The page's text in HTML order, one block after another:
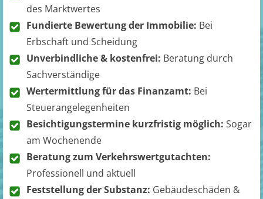
des Marktwertes
Fundierte Bewertung der Immobilie: Bei
Erbschaft und Scheidung
Unverbindliche & kostenfrei: Beratung durch
Sachverständige
Wertermittlung für das Finanzamt: Bei
Steuerangelegenheiten
Besichtigungstermine kurzfristig möglich: Sogar
am Wochenende
Beratung zum Verkehrswertgutachten:
Professionell und aktuell
Feststellung der Substanz: Gebäudeschäden &